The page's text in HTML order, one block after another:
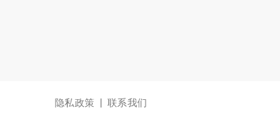
隐私政策 | 联系我们